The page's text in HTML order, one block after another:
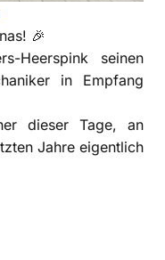
🎉
Heerspink seinen
in Empfang
dieser Tage, an
Jahre eigentlich